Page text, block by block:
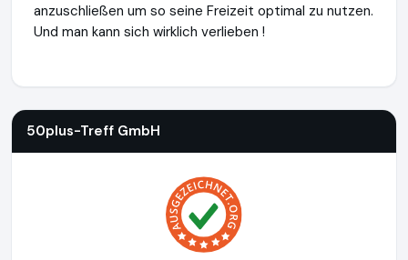
anzuschließen um so seine Freizeit optimal zu nutzen.
Und man kann sich wirklich verlieben !
50plus-Treff GmbH